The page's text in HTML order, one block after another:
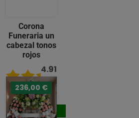
Corona
Funeraria un
cabezal tonos
rojos
4.91
/ 5
231,00 €
Comprar
236,00 €